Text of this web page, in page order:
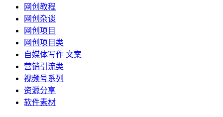
网创教程
网创杂谈
网创项目
网创项目类
自媒体写作 文案
营销引流类
视频号系列
资源分享
软件素材